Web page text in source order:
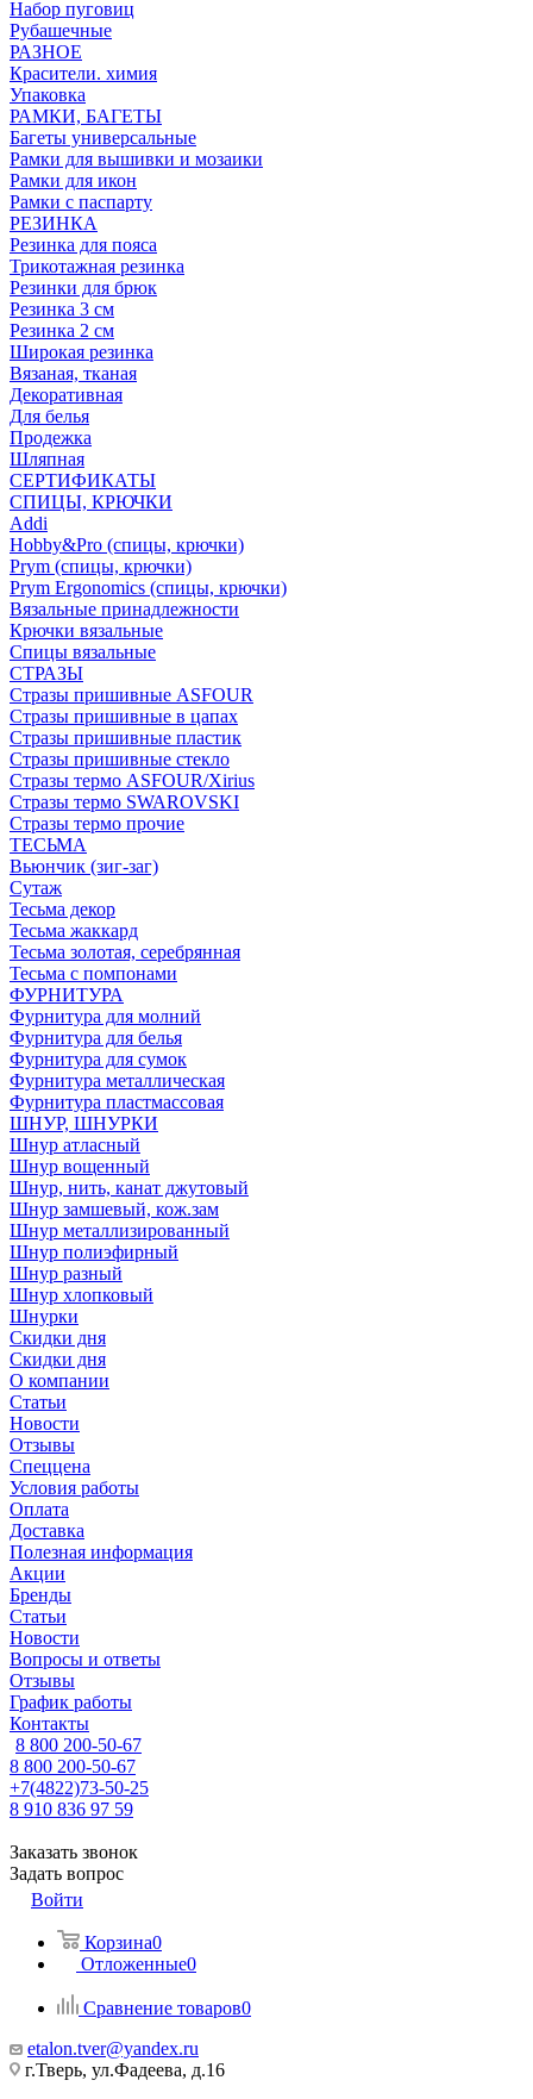
Набор пуговиц
Рубашечные
РАЗНОЕ
Красители. химия
Упаковка
РАМКИ, БАГЕТЫ
Багеты универсальные
Рамки для вышивки и мозаики
Рамки для икон
Рамки с паспарту
РЕЗИНКА
Резинка для пояса
Трикотажная резинка
Резинки для брюк
Резинка 3 см
Резинка 2 см
Широкая резинка
Вязаная, тканая
Декоративная
Для белья
Продежка
Шляпная
СЕРТИФИКАТЫ
СПИЦЫ, КРЮЧКИ
Addi
Hobby&Pro (спицы, крючки)
Prym (спицы, крючки)
Prym Ergonomics (спицы, крючки)
Вязальные принадлежности
Крючки вязальные
Спицы вязальные
СТРАЗЫ
Стразы пришивные ASFOUR
Стразы пришивные в цапах
Стразы пришивные пластик
Стразы пришивные стекло
Стразы термо ASFOUR/Xirius
Стразы термо SWAROVSKI
Стразы термо прочие
ТЕСЬМА
Вьюнчик (зиг-заг)
Сутаж
Тесьма декор
Тесьма жаккард
Тесьма золотая, серебрянная
Тесьма с помпонами
ФУРНИТУРА
Фурнитура для молний
Фурнитура для белья
Фурнитура для сумок
Фурнитура металлическая
Фурнитура пластмассовая
ШНУР, ШНУРКИ
Шнур атласный
Шнур вощенный
Шнур, нить, канат джутовый
Шнур замшевый, кож.зам
Шнур металлизированный
Шнур полиэфирный
Шнур разный
Шнур хлопковый
Шнурки
Скидки дня
Скидки дня
О компании
Статьи
Новости
Отзывы
Спеццена
Условия работы
Оплата
Доставка
Полезная информация
Акции
Бренды
Статьи
Новости
Вопросы и ответы
Отзывы
График работы
Контакты
8 800 200-50-67
8 800 200-50-67
+7(4822)73-50-25
8 910 836 97 59
Заказать звонок
Задать вопрос
Войти
Корзина0
Отложенные0
Сравнение товаров0
etalon.tver@yandex.ru
г.Тверь, ул.Фадеева, д.16